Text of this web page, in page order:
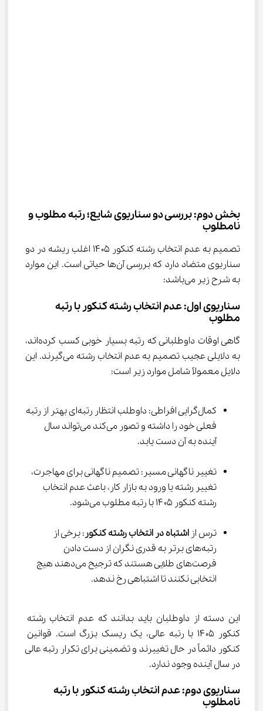
بخش دوم: بررسی دو سناریوی شایع؛ رتبه مطلوب و
نامطلوب
تصمیم به عدم انتخاب رشته کنکور ۱۴۰۵ اغلب ریشه در دو
سناریوی متضاد دارد که بررسی آن‌ها حیاتی است. این موارد
به شرح زیر می‌باشد:
سناریوی اول: عدم انتخاب رشته کنکور با رتبه
مطلوب
گاهی اوقات داوطلبانی که رتبه بسیار خوبی کسب کرده‌اند،
به دلایلی عجیب تصمیم به عدم انتخاب رشته می‌گیرند. این
دلایل معمولاً شامل موارد زیر است:
کمال‌گرایی افراطی: داوطلب انتظار رتبه‌ای بهتر از رتبه
فعلی خود را داشته و تصور می‌کند می‌تواند سال
آینده به آن دست یابد.
تغییر ناگهانی مسیر: تصمیم ناگهانی برای مهاجرت،
تغییر رشته یا ورود به بازار کار، باعث عدم انتخاب
رشته کنکور ۱۴۰۵ با رتبه مطلوب می‌شود.
ترس از اشتباه در انتخاب رشته کنکور: برخی از
رتبه‌های برتر به قدری نگران از دست دادن
فرصت‌های طلایی هستند که ترجیح می‌دهند هیچ
انتخابی نکنند تا اشتباهی رخ ندهد.
این دسته از داوطلبان باید بدانند که عدم انتخاب رشته
کنکور ۱۴۰۵ با رتبه عالی، یک ریسک بزرگ است. قوانین
کنکور دائماً در حال تغییرند و تضمینی برای تکرار رتبه عالی
در سال آینده وجود ندارد.
سناریوی دوم: عدم انتخاب رشته کنکور با رتبه
نامطلوب